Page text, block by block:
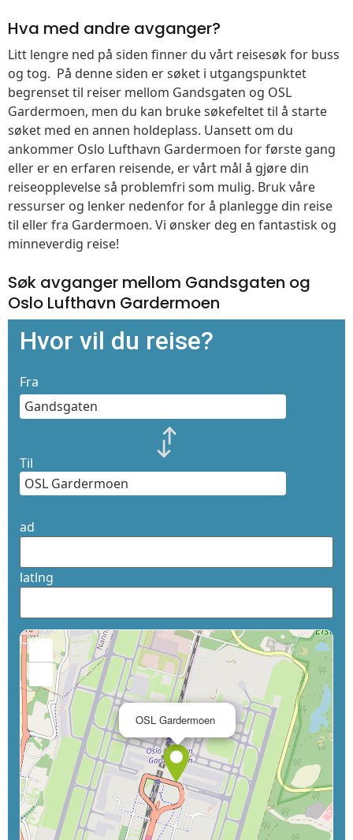
Hva med andre avganger?
Litt lengre ned på siden finner du vårt reisesøk for buss
og tog. På denne siden er søket i utgangspunktet
begrenset til reiser mellom Gandsgaten og OSL
Gardermoen, men du kan bruke søkefeltet til å starte
søket med en annen holdeplass. Uansett om du
ankommer Oslo Lufthavn Gardermoen for første gang
eller er en erfaren reisende, er vårt mål å gjøre din
reiseopplevelse så problemfri som mulig. Bruk våre
ressurser og lenker nedenfor for å planlegge din reise
til eller fra Gardermoen. Vi ønsker deg en fantastisk og
minneverdig reise!
Søk avganger mellom Gandsgaten og
Oslo Lufthavn Gardermoen
Hvor vil du reise?
Fra
Til
ad
latlng
OSL Gardermoen